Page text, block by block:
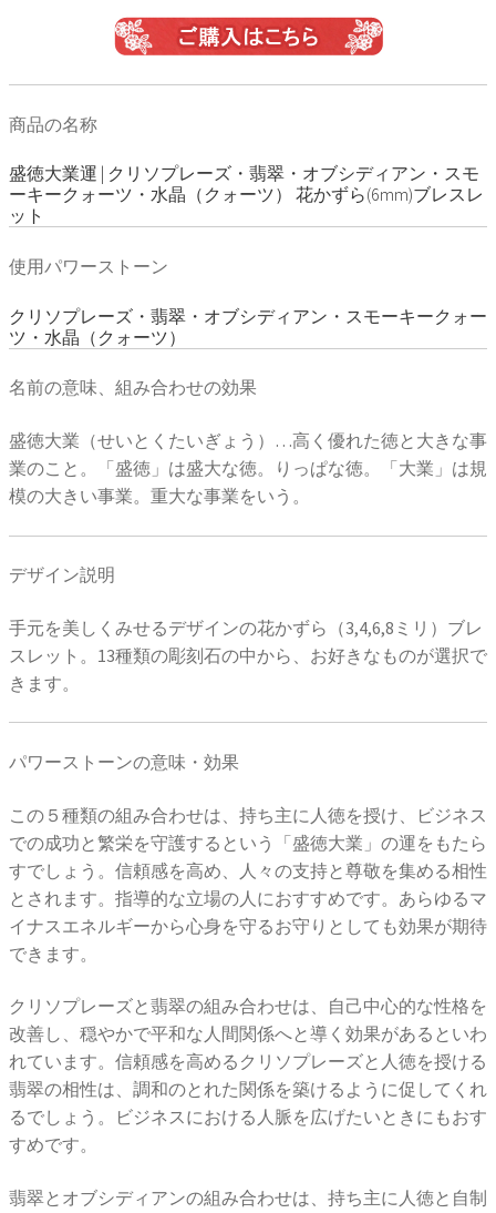
商品の名称
盛徳大業運 | クリソプレーズ・翡翠・オブシディアン・スモ
ーキークォーツ・水晶（クォーツ） 花かずら(6mm)ブレスレ
ット
使用パワーストーン
クリソプレーズ・翡翠・オブシディアン・スモーキークォー
ツ・水晶（クォーツ）
名前の意味、組み合わせの効果
盛徳大業（せいとくたいぎょう）…高く優れた徳と大きな事
業のこと。「盛徳」は盛大な徳。りっぱな徳。「大業」は規
模の大きい事業。重大な事業をいう。
デザイン説明
手元を美しくみせるデザインの花かずら（3,4,6,8ミリ）ブレ
スレット。13種類の彫刻石の中から、お好きなものが選択で
きます。
パワーストーンの意味・効果
この５種類の組み合わせは、持ち主に人徳を授け、ビジネス
での成功と繁栄を守護するという「盛徳大業」の運をもたら
すでしょう。信頼感を高め、人々の支持と尊敬を集める相性
とされます。指導的な立場の人におすすめです。あらゆるマ
イナスエネルギーから心身を守るお守りとしても効果が期待
できます。
クリソプレーズと翡翠の組み合わせは、自己中心的な性格を
改善し、穏やかで平和な人間関係へと導く効果があるといわ
れています。信頼感を高めるクリソプレーズと人徳を授ける
翡翠の相性は、調和のとれた関係を築けるように促してくれ
るでしょう。ビジネスにおける人脈を広げたいときにもおす
すめです。
翡翠とオブシディアンの組み合わせは、持ち主に人徳と自制